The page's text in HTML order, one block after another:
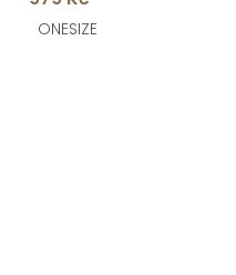
ONESIZE